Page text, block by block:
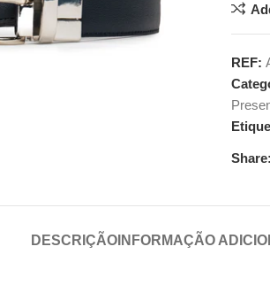
REF:
Share:
DESCRIÇÃO INFORMAÇÃO